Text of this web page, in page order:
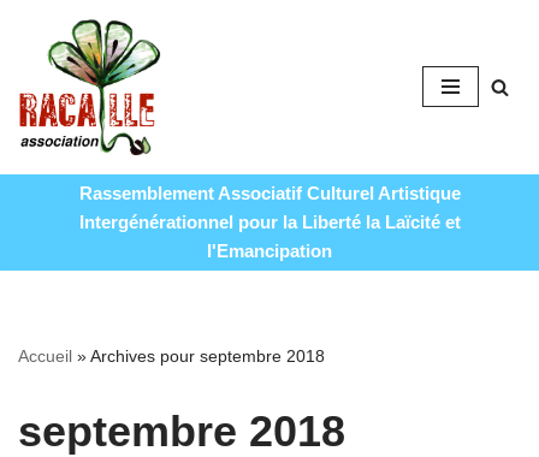
Aller
au
contenu
Rassemblement Associatif Culturel Artistique
Intergénérationnel pour la Liberté la Laïcité et
l'Emancipation
Accueil »Archives pour septembre 2018
septembre 2018